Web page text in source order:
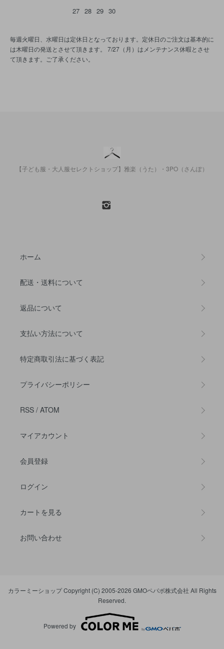
27 28 29 30
毎週火曜日、水曜日は定休日となっております。定休日のご注文は基本的に
は木曜日の発送とさせて頂きます。 7/27（月）はメンテナンス休暇とさせ
て頂きます。ご了承ください。
【子ども服・大人服セレクトショップ】雅楽（うた）・3PO（さんぽ）
ホーム
配送・送料について
返品について
支払い方法について
特定商取引法に基づく表記
プライバシーポリシー
RSS / ATOM
マイアカウント
会員登録
ログイン
カートを見る
お問い合わせ
カラーミーショップCopyright (C) 2005-2026 GMOペパボ株式会社 All Rights
Reserved.
Powered by